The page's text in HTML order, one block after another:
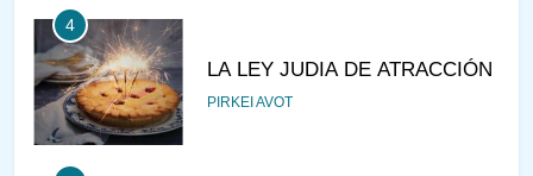
4
LA LEY JUDIA DE ATRACCIÓN
PIRKEI AVOT